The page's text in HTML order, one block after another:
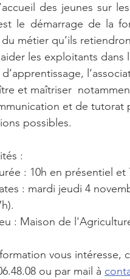
des jeunes sur
le démarrage de la
métier qu’ils
les exploitants
et maîtriser
et de tutorat
possibles.
:
: 10h en présentiel et
: mardi jeudi 4
: Maison de
vous intéresse,
ou par mail à